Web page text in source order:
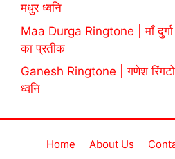
मधुर ध्वनि
Maa Durga Ringtone | माँ
का प्रतीक
Ganesh Ringtone | गणेश
ध्वनि
Home About Us